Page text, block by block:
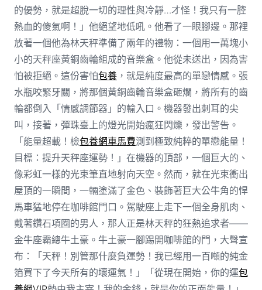
的優勢，就是超脫一切的理性與冷靜…才怪！我只有一腔
熱血的傻氣啊！」他絕望地低吼。他看了一眼腳邊。那裡
放著一個他為林天秤準備了兩年的禮物：一個用一萬塊小
小的天秤座黃銅齒輪組成的音樂盒。他從未送出，因為害
怕被拒絕。這份害怕包養，就是純度最高的單戀情感。張
水瓶咬緊牙關，將那個黃銅齒輪音樂盒砸爛，將所有的齒
輪都倒入「情感調節器」的輸入口。機器發出刺耳的尖
叫，接著，彈珠臺上的燈光開始瘋狂閃爍，發出警告。
「能量超載！檢包養網車馬費測到極致純粹的單戀能量！
目標：提升天秤座運勢！」在機器的頂部，一個巨大的、
像彩虹一樣的光束筆直地射向天空。然而，就在光束衝出
屋頂的一瞬間，一輛塗滿了金色、裝飾著巨大公牛角的悍
馬車猛地停在咖啡館門口。駕駛座上走下一個全身肌肉、
戴著鑽石項圈的男人，那人正是林天秤的狂熱追求者——
金牛座霸總牛土豪。牛土豪一腳踢開咖啡館的門，大聲宣
布：「天秤！別管那什麼負運勢！我已經用一百噸的純金
箔買下了今天所有的壞運氣！」「從現在開始，你的運包